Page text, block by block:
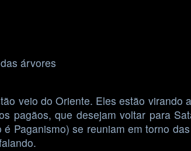
árvores
veio do Oriente. Eles estão
pagãos, que desejam voltar para
Paganismo) se reuniam em torno